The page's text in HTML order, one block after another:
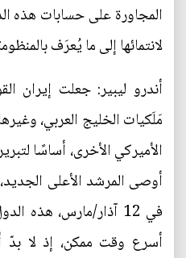
المجاورة على حسابات هذه
لانتمائها إلى ما يُعرَف
أندرو ليبير: جعلت إيران
مَلَكيات الخليج العربي،
الأميركي الأخرى، أساسًا
أوصى المرشد الأعلى
في 12 آذار/مارس، هذه
أسرع وقت ممكن، إذ لا بدّ